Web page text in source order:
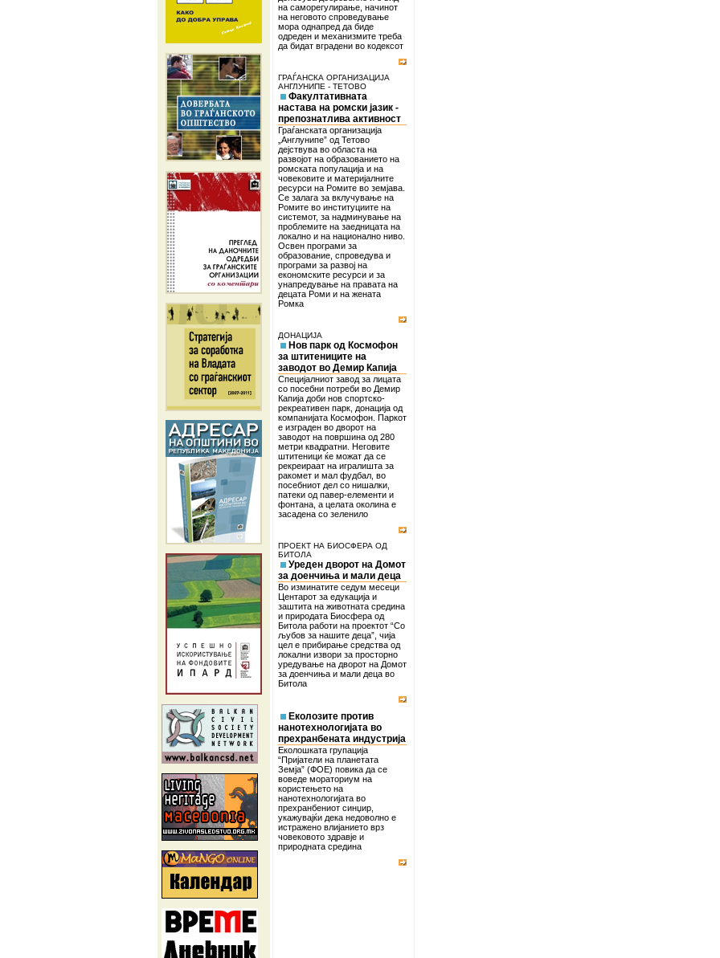
на саморегулирање, начинот
на неговото спроведување
мора однапред да биде
одреден и механизмите треба
да бидат вградени во кодексот
ГРАЃАНСКА ОРГАНИЗАЦИЈА
АНГЛУНИПЕ - ТЕТОВО
Факултативната
настава на ромски јазик -
препознатлива активност
Граѓанската организација
„Англунипе” од Тетово
дејствува во областа на
развојот на образованието на
ромската популација и на
човековите и материјалните
ресурси на Ромите во земјава.
Се залага за вклучување на
Ромите во институциите на
системот, за надминување на
проблемите на заедницата на
локално и на национално ниво.
Освен програми за
образование, спроведува и
програми за развој на
економските ресурси и за
унапредување на правата на
децата Роми и на жената
Ромка
ДОНАЦИЈА
Нов парк од Космофон
за штитениците на
заводот во Демир Капија
Специјалниот завод за лицата
со посебни потреби во Демир
Капија доби нов спортско-
рекреативен парк, донација од
компанијата Космофон. Паркот
е изграден во дворот на
заводот на површина од 280
метри квадратни. Неговите
штитеници ќе можат да се
рекреираат на игралишта за
ракомет и мал фудбал, во
посебниот дел со нишалки,
патеки од павер-елементи и
фонтана, а целата околина е
засадена со зеленило
ПРОЕКТ НА БИОСФЕРА ОД
БИТОЛА
Уреден дворот на Домот
за доенчиња и мали деца
Во изминатите седум месеци
Центарот за едукација и
заштита на животната средина
и природата Биосфера од
Битола работи на проектот “Со
љубов за нашите деца”, чија
цел е прибирање средства од
локални извори за просторно
уредување на дворот на Домот
за доенчиња и мали деца во
Битола
Еколозите против
нанотехнологијата во
прехранбената индустрија
Еколошката групација
“Пријатели на планетата
Земја” (ФОЕ) повика да се
воведе мораториум на
користењето на
нанотехнологијата во
прехранбениот синџир,
укажувајќи дека недоволно е
истражено влијанието врз
човековото здравје и
природната средина